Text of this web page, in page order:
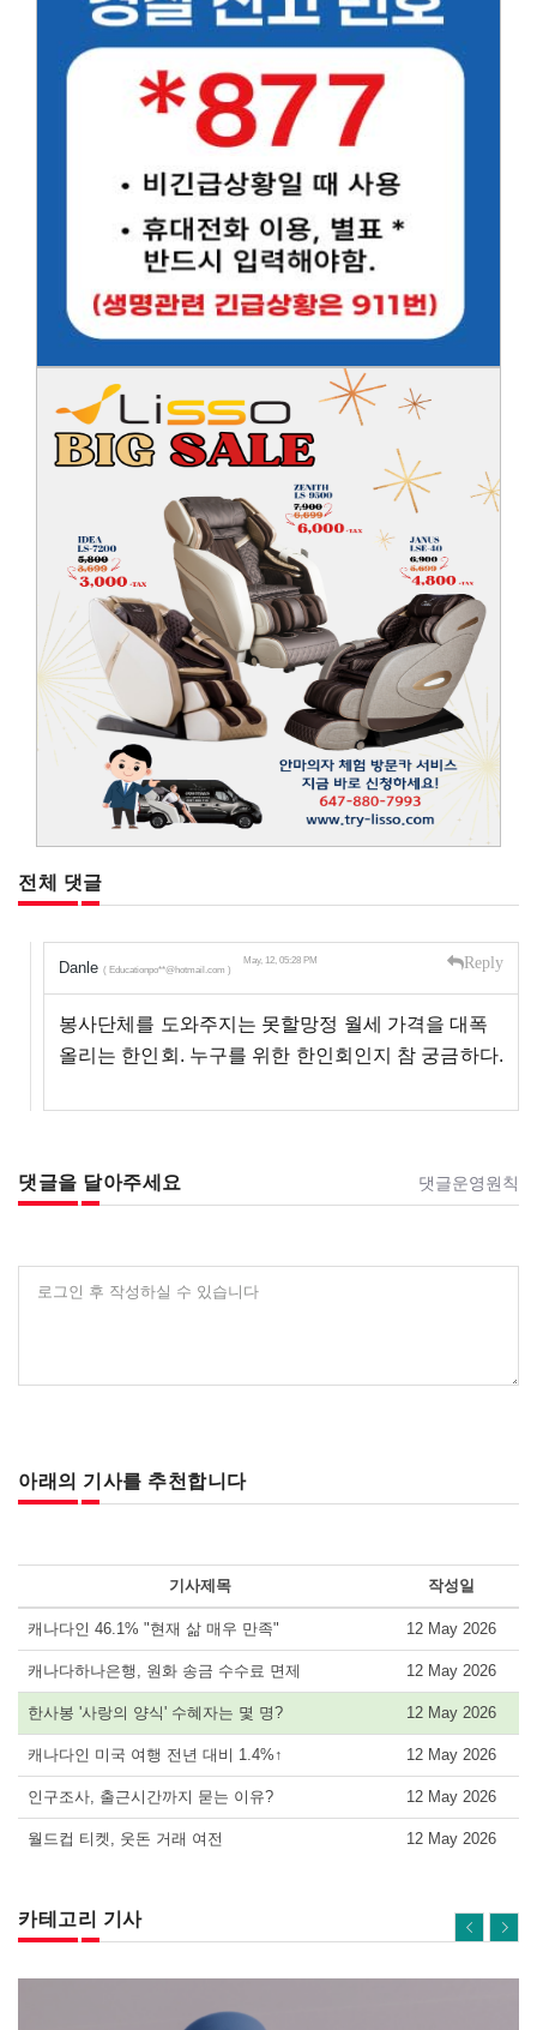
전체 댓글
Danle ( Educationpo**@hotmail.com )
May, 12, 05:28 PM Reply
봉사단체를 도와주지는 못할망정 월세 가격을 대폭
올리는 한인회. 누구를 위한 한인회인지 참 궁금하다.
댓글을 달아주세요 댓글운영원칙
로그인 후 작성하실 수 있습니다
아래의 기사를 추천합니다
기사제목 작성일
캐나다인 46.1% "현재 삶 매우 만족" 12 May 2026
캐나다하나은행, 원화 송금 수수료 면제 12 May 2026
한사봉 '사랑의 양식' 수혜자는 몇 명? 12 May 2026
캐나다인 미국 여행 전년 대비 1.4%↑ 12 May 2026
인구조사, 출근시간까지 묻는 이유? 12 May 2026
월드컵 티켓, 웃돈 거래 여전 12 May 2026
카테고리 기사